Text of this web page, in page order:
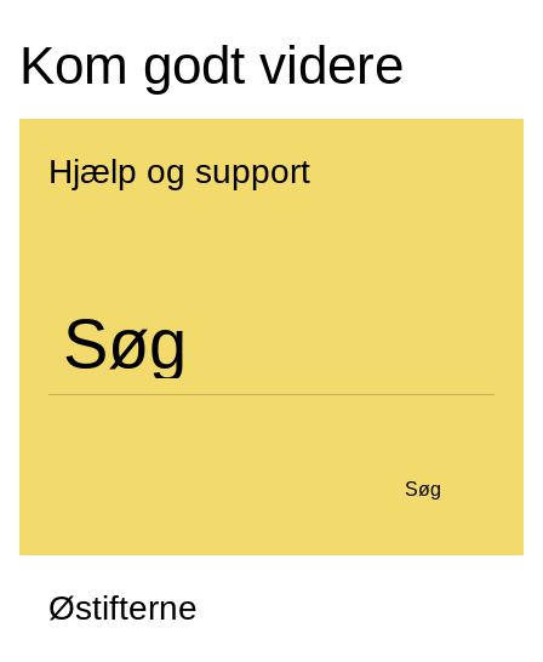
Kom godt videre
Hjælp og support
Søg
Søg
Østifterne